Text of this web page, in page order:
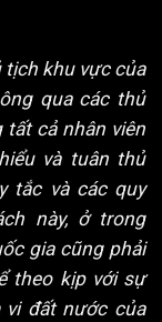
tịch khu vực của
qua các thủ
cả nhân viên
và tuân thủ
tắc và các quy
này, ở trong
gia cũng phải
theo kịp với sự
vi đất nước của